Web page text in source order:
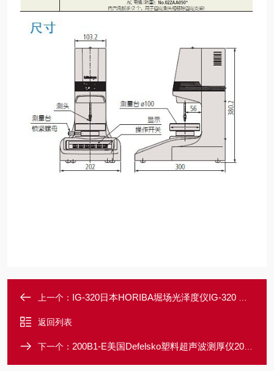
上一个： IG-320日本HORIBA堀场光泽度仪IG-320 苏州代理商
返回列表
下一个： 200B1-E美国Defelsko塑料超声波测厚仪200B1-E